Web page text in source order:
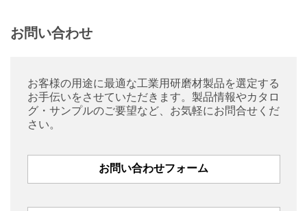
お問い合わせ
お客様の用途に最適な工業用研磨材製品を選定する
お手伝いをさせていただきます。製品情報やカタロ
グ・サンプルのご要望など、お気軽にお問合せくだ
さい。
お問い合わせフォーム